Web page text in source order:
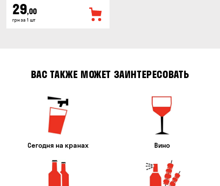
29,00
грн за 1 шт
ВАС ТАКЖЕ МОЖЕТ ЗАИНТЕРЕСОВАТЬ
Сегодня на кранах Вино